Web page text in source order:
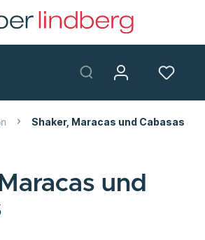
Shaker, Maracas und Cabasas
und